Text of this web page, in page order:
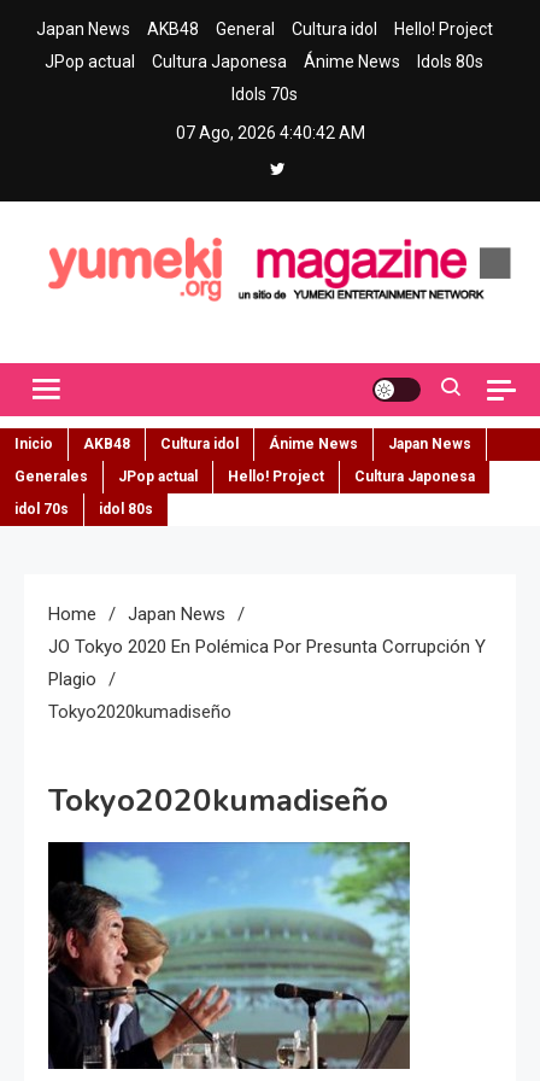
Japan News AKB48 General Cultura idol
Hello! Project
JPop actual
Cultura Japonesa Ánime News
Idols 80s
Idols 70s
07 Ago, 2026 4:40:43 AM
Inicio AKB48 Cultura idol Ánime News
Japan News
Generales
JPop actual Hello! Project
Cultura Japonesa
idol 70s
idol 80s
Home
Japan News
JO Tokyo 2020 En Polémica Por Presunta Corrupción Y
Plagio
Tokyo2020kumadiseño
Tokyo2020kumadiseño